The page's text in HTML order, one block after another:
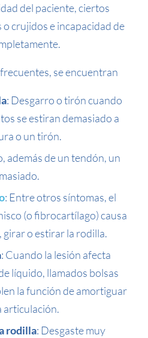
del paciente, ciertos
crujidos e incapacidad de
se encuentran
: Desgarro o tirón cuando
se estiran demasiado a
o un tirón.
además de un tendón, un
: Entre otros síntomas, el
(o fibrocartílago) causa
o estirar la rodilla.
: Cuando la lesión afecta
líquido, llamados bolsas
la función de amortiguar
articulación.
rodilla: Desgaste muy